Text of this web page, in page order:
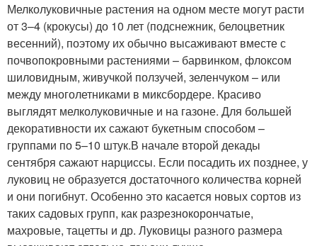
Мелколуковичные растения на одном месте могут расти
от 3–4 (крокусы) до 10 лет (подснежник, белоцветник
весенний), поэтому их обычно высаживают вместе с
почвопокровными растениями – барвинком, флоксом
шиловидным, живучкой ползучей, зеленчуком – или
между многолетниками в миксбордере. Красиво
выглядят мелколуковичные и на газоне. Для большей
декоративности их сажают букетным способом –
группами по 5–10 штук.В начале второй декады
сентября сажают нарциссы. Если посадить их позднее, у
луковиц не образуется достаточного количества корней
и они погибнут. Особенно это касается новых сортов из
таких садовых групп, как разрезнокорончатые,
махровые, тацетты и др. Луковицы разного размера